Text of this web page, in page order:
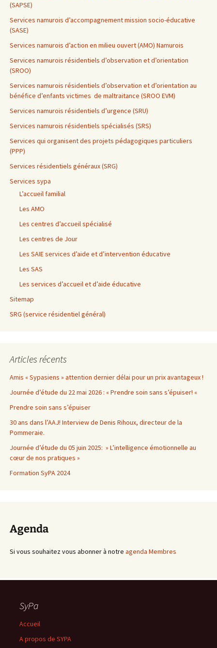
(SAPSE)
Services namurois d’accompagnement mission socio-éducative
(SASE)
Services namurois d’action en milieu ouvert (AMO) Namurois
Services namurois résidentiels d’observation et d’orientation
(SROO)
Services namurois résidentiels d’observation et d’orientation au
bénéfice d’enfants victimes de maltraitance (SROO EVM)
Services namurois résidentiels d’urgence (SRU)
Services namurois résidentiels spécialisés (SRS)
Services qui organisent des projets pédagogiques particuliers
(PPP)
Services résidentiels généraux (SRG)
Services sypa
L’accueil familial
Les AMO
Les centres d’accueil spécialisé
Les centres de Jour
Les SAIE services d’aide et d’intervention éducative
Les SAS
Les services d’accueil et d’aide éducative
Sitemap
SRG (service résidentiel général)
Articles récents
Amis « Sypasiens » attention dernier délai pour un prix avantageux !
Journée d’étude du 22 mai 2026 : « Prendre soin sans s’épuiser! «
Prendre soin sans s’épuiser
30 ans dans l’AAJ! Interview de Denis Rihoux, directeur de la
Pommeraie.
Journée d’étude du 05 juin 2025: » L’intelligence émotionnelle au
cœur de nos pratiques »
Formation SyPA 2024
Agenda
Si vous souhaitez vous abonner à notre agenda Membres
SyPa
Accueil
A propos de SYPA